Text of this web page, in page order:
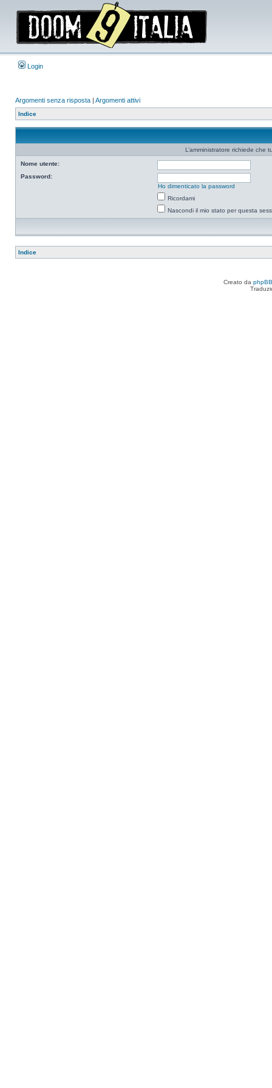
Login
Argomenti senza risposta | Argomenti attivi
Indice
L’amministratore richiede che
Nome utente:
Password:
Ho dimenticato la password
Ricordami
Nascondi il mio stato per questa
Indice
Creato da phpBB